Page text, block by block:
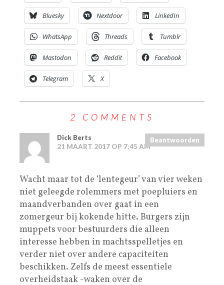
Bluesky Nextdoor LinkedIn
WhatsApp Threads Tumblr
Mastodon Reddit Facebook
Telegram X
2 COMMENTS
Dick Berts
21 MAART 2017 OP 7:45 AM
Beantwoorden
Wacht maar tot de ‘lentegeur’ van vier weken
niet geleegde rolemmers met poepluiers en
maandverbanden over gaat in een
zomergeur bij kokende hitte. Burgers zijn
muppets voor bestuurders die alleen
interesse hebben in machtsspelletjes en
verder niet over andere capaciteiten
beschikken. Zelfs de meest essentiele
overheidstaak -waken over de